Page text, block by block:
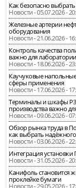
Как безопасно
Новости - 05.07.2026 -
Железные артерии
оборудования
Новости - 21.06.2026 -
Контроль качества
важно для
Новости - 18.06.2026 -
Каучуковые
сферы применения
Новости - 17.06.2026 -
Терминалы и шкафы
производства важно
Новости - 09.06.2026 -
Обзор рынка труда в
как выбрать
Новости - 03.06.2026 -
Интеграция
Новости - 31.05.2026 -
Канифоль становится
проклейке бумаги
Новости - 29.05.2026 -